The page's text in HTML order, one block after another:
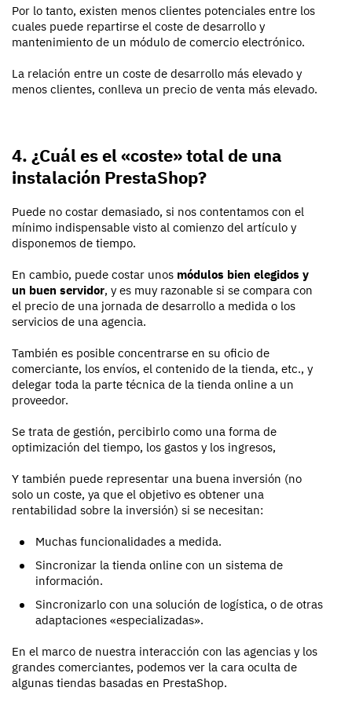
Por lo tanto, existen menos clientes potenciales entre los
cuales puede repartirse el coste de desarrollo y
mantenimiento de un módulo de comercio electrónico.
La relación entre un coste de desarrollo más elevado y
menos clientes, conlleva un precio de venta más elevado.
4. ¿Cuál es el «coste» total de una
instalación PrestaShop?
Puede no costar demasiado, si nos contentamos con el
mínimo indispensable visto al comienzo del artículo y
disponemos de tiempo.
En cambio, puede costar unos módulos bien elegidos y
un buen servidor, y es muy razonable si se compara con
el precio de una jornada de desarrollo a medida o los
servicios de una agencia.
También es posible concentrarse en su oficio de
comerciante, los envíos, el contenido de la tienda, etc., y
delegar toda la parte técnica de la tienda online a un
proveedor.
Se trata de gestión, percibirlo como una forma de
optimización del tiempo, los gastos y los ingresos,
Y también puede representar una buena inversión (no
solo un coste, ya que el objetivo es obtener una
rentabilidad sobre la inversión) si se necesitan:
Muchas funcionalidades a medida.
Sincronizar la tienda online con un sistema de
información.
Sincronizarlo con una solución de logística, o de otras
adaptaciones «especializadas».
En el marco de nuestra interacción con las agencias y los
grandes comerciantes, podemos ver la cara oculta de
algunas tiendas basadas en PrestaShop.